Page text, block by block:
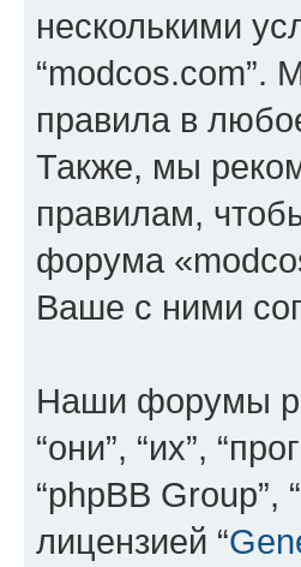
несколькими
“modcos.com”.
правила в
Также, мы
правилам,
форума
Ваше с ними
Наши форумы
“они”, “их”,
“phpBB Group”,
лицензией “